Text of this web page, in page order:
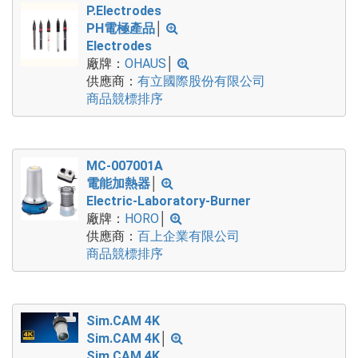
P.Electrodes
PH電極產品
Electrodes
廠牌： OHAUS
供應商： 有立國際股份有限公司
商品競標排序
MC-007001A
電能加熱器
Electric-Laboratory-Burner
廠牌： HORO
供應商： 百上企業有限公司
商品競標排序
Sim.CAM 4K
Sim.CAM 4K